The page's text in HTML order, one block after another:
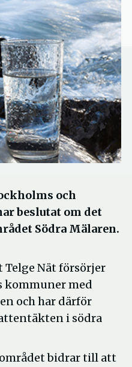
och
beslutat om det
Södra Mälaren.
Nät försörjer
kommuner med
och har därför
i södra
bidrar till att